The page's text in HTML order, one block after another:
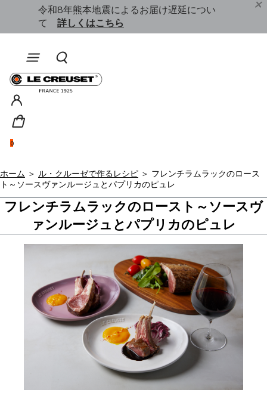
令和8年熊本地震によるお届け遅延につい
て 詳しくはこちら
￥
0
ホーム ＞ ル・クルーゼで作るレシピ ＞ フレンチラムラックのロース
ト～ソースヴァンルージュとパプリカのピュレ
フレンチラムラックのロースト～ソースヴ
ァンルージュとパプリカのピュレ